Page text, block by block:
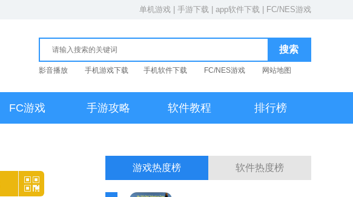
单机游戏 手游下载 app软件下载 FC/NES游戏
影音播放 手机游戏下载 手机软件下载 FC/NES游戏 网站地图
FC游戏 手游攻略 软件教程 排行榜
游戏热度榜 软件热度榜